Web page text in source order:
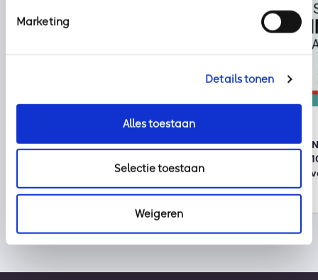
Marketing
Details tonen
Alles toestaan
Selectie toestaan
Weigeren
Nieuws
Klaar voor vakantie? Zo houd je
kpn
Onze partner
wereldwijde top
duurzame